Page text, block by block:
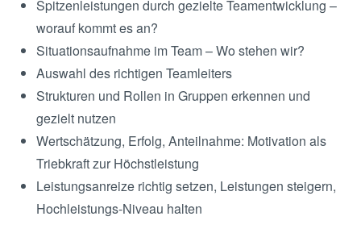
Spitzenleistungen durch gezielte Teamentwicklung –
worauf kommt es an?
Situationsaufnahme im Team – Wo stehen wir?
Auswahl des richtigen Teamleiters
Strukturen und Rollen in Gruppen erkennen und
gezielt nutzen
Wertschätzung, Erfolg, Anteilnahme: Motivation als
Triebkraft zur Höchstleistung
Leistungsanreize richtig setzen, Leistungen steigern,
Hochleistungs-Niveau halten